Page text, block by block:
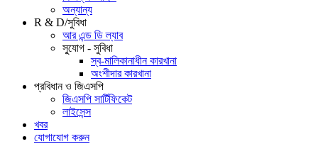
অন্যান্য
R & D/সুবিধা
আর এন্ড ডি ল্যাব
সু্যোগ - সুবিধা
স্ব-মালিকানাধীন কারখানা
অংশীদার কারখানা
প্রবিধান ও জিএসপি
জিএসপি সার্টিফিকেট
লাইসেন্স
খবর
যোগাযোগ করুন